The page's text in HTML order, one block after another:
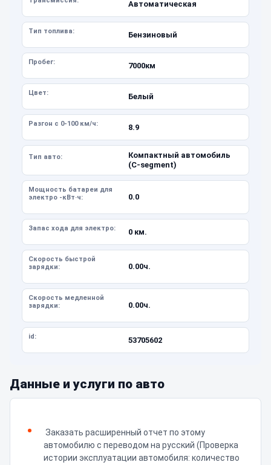
Автоматическая
Тип топлива: Бензиновый
Пробег: 7000км
Цвет: Белый
Разгон с 0-100 км/ч: 8.9
Тип авто:
Компактный автомобиль
(C-segment)
Мощность батареи для
электро -кВт·ч:
0.0
Запас хода для электро: 0 км.
Скорость быстрой
зарядки:
0.00ч.
Скорость медленной
зарядки:
0.00ч.
id: 53705602
Данные и услуги по авто
Заказать расширенный отчет по этому
автомобилю с переводом на русский (Проверка
истории эксплуатации автомобиля: количество